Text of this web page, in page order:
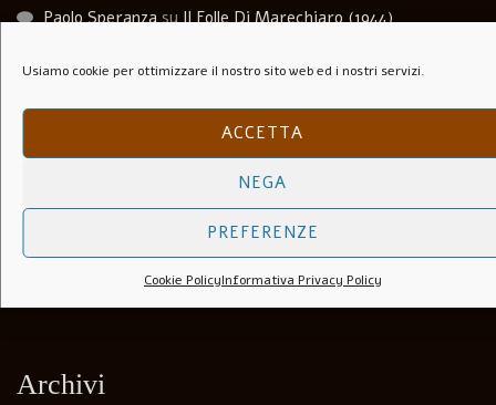
Usiamo cookie per ottimizzare il nostro sito web ed i nostri servizi.
ACCETTA
NEGA
PREFERENZE
Cookie PolicyInformativa Privacy Policy
Paolo SperanzasuIl Folle Di Marechiaro (1944)
SalvatoresuSoli Per Le Strade (1953)
The hornets’ nest – 1969
Luca MarterasuAnchise Brizzi
Andrea BernardinisuBiografia. Come imparai a dipingere
con la Luce e l’Ombra.
Archivi